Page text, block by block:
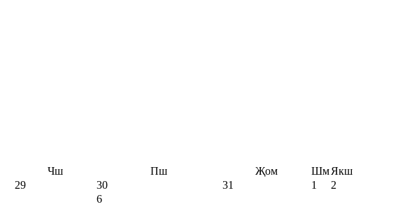
Чш Пш Җом ШмЯкш
29 30 31 1 2
6